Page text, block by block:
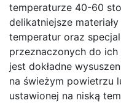
temperaturze 40-60
delikatniejsze
temperatur oraz
przeznaczonych do
jest dokładne
na świeżym powietrzu
ustawionej na niską